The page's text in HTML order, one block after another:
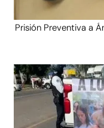
Prisión Preventiva a